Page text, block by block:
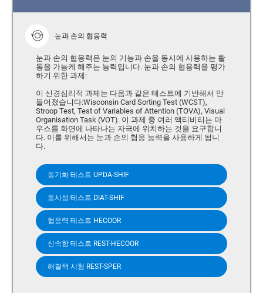
눈과 손의 협응력
눈과 손의 협응력은 눈의 기능과 손을 동시에 사용하는 활
동을 가능케 해주는 능력입니다. 눈과 손의 협응력을 평가
하기 위한 과제:
이 신경심리적 과제는 다음과 같은 테스트에 기반해서 만
들어졌습니다:Wisconsin Card Sorting Test (WCST),
Stroop Test, Test of Variables of Attention (TOVA), Visual
Organisation Task (VOT). 이 과제 중 여러 액티비티는 마
우스를 화면에 나타나는 자극에 위치하는 것을 요구합니
다. 이를 위해서는 눈과 손의 협응 능력을 사용하게 됩니
다.
동기화 테스트 UPDA-SHIF
동시성 테스트 DIAT-SHIF
협응력 테스트 HECOOR
신속함 테스트 REST-HECOOR
해결책 시험 REST-SPER